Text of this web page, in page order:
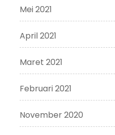
Mei 2021
April 2021
Maret 2021
Februari 2021
November 2020